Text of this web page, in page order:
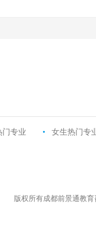
门专业 • 女生热门专
版权所有成都前景通教